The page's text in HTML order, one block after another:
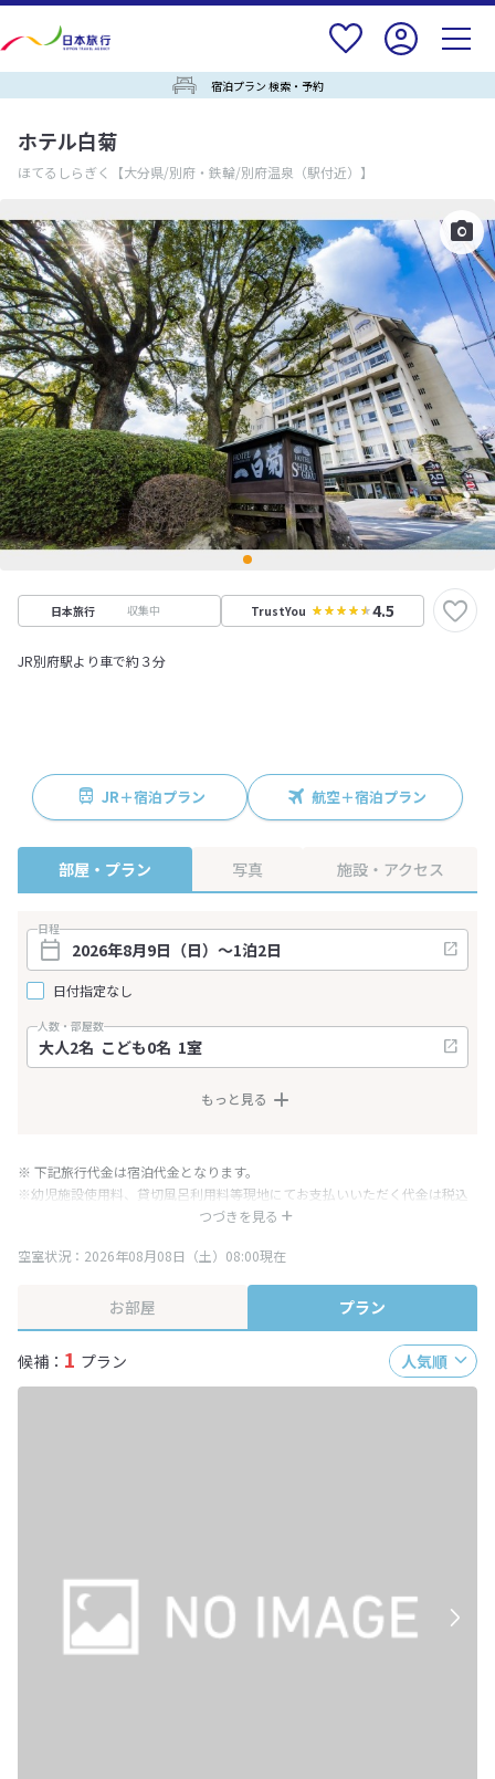
宿泊プラン 検索・予約
ホテル白菊
ほてるしらぎく 【大分県/別府・鉄輪/別府温泉（駅付近）】
日本旅行 収集中 TrustYou 4.5
JR別府駅より車で約３分
JR＋宿泊プラン 航空＋宿泊プラン
部屋・プラン 写真 施設・アクセス
日程
日付指定なし
人数・部屋数
もっと見る
つづきを見る
※ 下記旅行代金は宿泊代金となります。
※幼児施設使用料、貸切風呂利用料等現地にてお支払いいただく代金は税込
み表記となりますが、消費税増税に伴い代金が一部変更となる場合がござい
※表示されている旅行代金・プラン内容は一定時間ごとに更新されます。最
空室状況：2026年08月08日（土）08:00現在
お部屋 プラン
候補： 1 プラン 人気順